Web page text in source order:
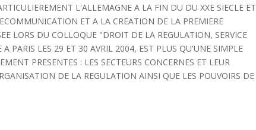
L'ALLEMAGNE A LA FIN DU DU XXE SIECLE ET
ET A LA CREATION DE LA PREMIERE
LORS DU COLLOQUE "DROIT DE LA REGULATION, SERVICE
PARIS LES 29 ET 30 AVRIL 2004, EST PLUS QU'UNE SIMPLE
PRESENTES : LES SECTEURS CONCERNES ET LEUR
DE LA REGULATION AINSI QUE LES POUVOIRS DE